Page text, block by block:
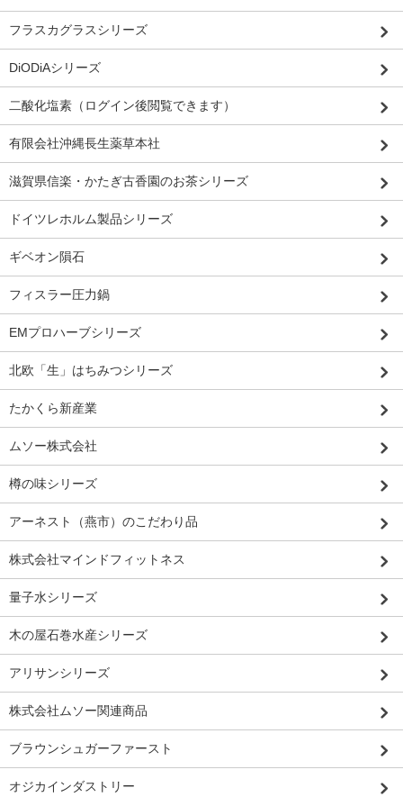
フラスカグラスシリーズ
DiODiAシリーズ
二酸化塩素（ログイン後閲覧できます）
有限会社沖縄長生薬草本社
滋賀県信楽・かたぎ古香園のお茶シリーズ
ドイツレホルム製品シリーズ
ギベオン隕石
フィスラー圧力鍋
EMプロハーブシリーズ
北欧「生」はちみつシリーズ
たかくら新産業
ムソー株式会社
樽の味シリーズ
アーネスト（燕市）のこだわり品
株式会社マインドフィットネス
量子水シリーズ
木の屋石巻水産シリーズ
アリサンシリーズ
株式会社ムソー関連商品
ブラウンシュガーファースト
オジカインダストリー